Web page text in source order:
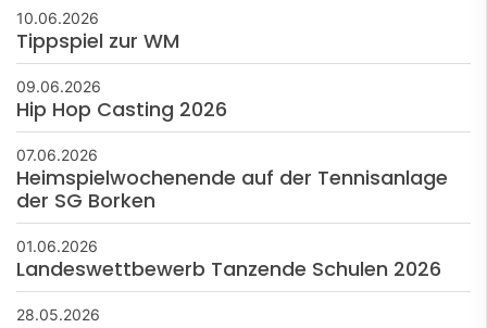
10.06.2026
Tippspiel zur WM
09.06.2026
Hip Hop Casting 2026
07.06.2026
Heimspielwochenende auf der Tennisanlage
der SG Borken
01.06.2026
Landeswettbewerb Tanzende Schulen 2026
28.05.2026